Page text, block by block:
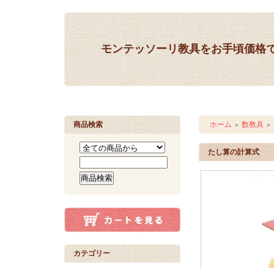
モンテッソーリ教具をお手頃価格
商品検索
カテゴリー
ホーム ＞ 数教具 ＞
たし算の計算式